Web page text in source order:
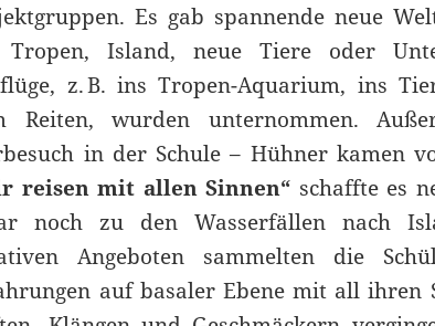
Es gab spannende neue
Island, neue Tiere oder
z. B. ins Tropen-Aquarium, ins
Reiten, wurden unternommen.
in der Schule – Hühner kamen
reisen mit allen Sinnen“ schaffte es
noch zu den Wasserfällen nach
Angeboten sammelten die
auf basaler Ebene mit all ihren